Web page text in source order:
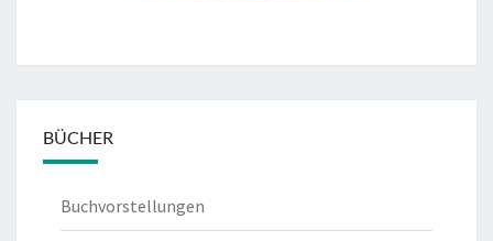
BÜCHER
Buchvorstellungen